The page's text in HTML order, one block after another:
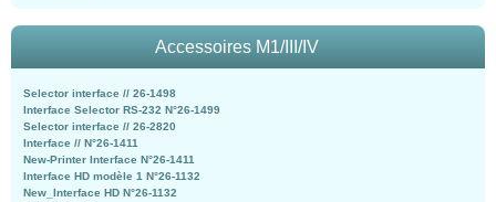
Accessoires M1/III/IV
Selector interface // 26-1498
Interface Selector RS-232 N°26-1499
Selector interface // 26-2820
Interface // N°26-1411
New-Printer Interface N°26-1411
Interface HD modèle 1 N°26-1132
New_Interface HD N°26-1132